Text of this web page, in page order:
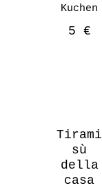
Kuchen
5 €
Tirami
sù
della
casa